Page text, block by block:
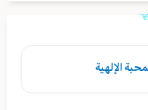
الإلهية